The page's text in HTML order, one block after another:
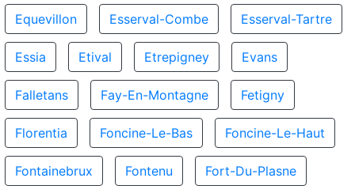
Equevillon Esserval-Combe Esserval-Tartre
Essia Etival Etrepigney Evans
Falletans Fay-En-Montagne Fetigny
Florentia Foncine-Le-Bas Foncine-Le-Haut
Fontainebrux Fontenu Fort-Du-Plasne